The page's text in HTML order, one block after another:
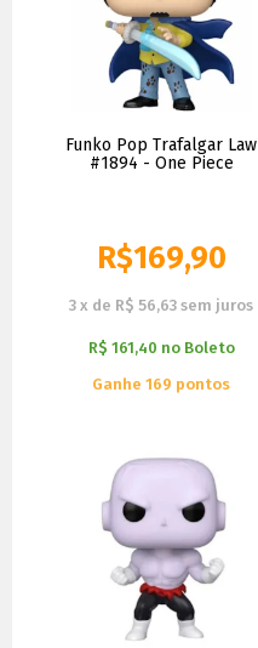
Funko Pop Trafalgar Law
#1894 - One Piece
R$169,90
3 x de R$ 56,63 sem juros
R$ 161,40 no Boleto
Ganhe 169 pontos